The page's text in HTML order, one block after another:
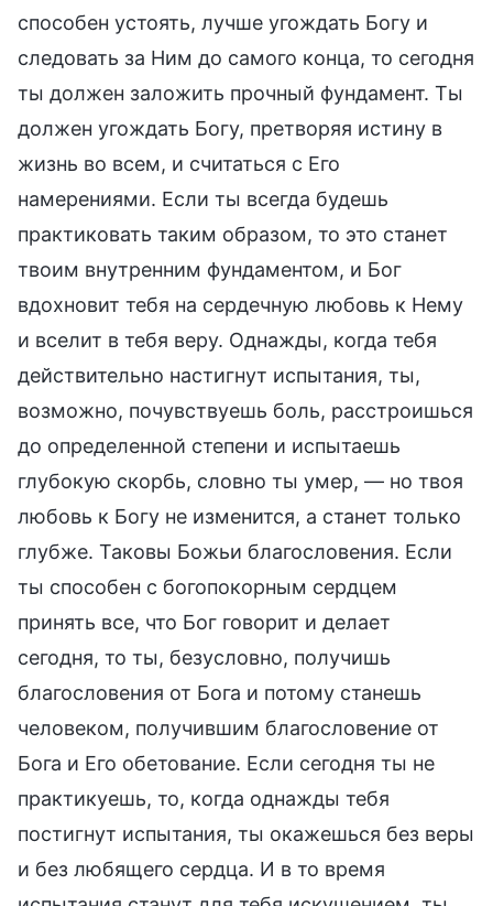
способен устоять, лучше угождать Богу и
следовать за Ним до самого конца, то сегодня
ты должен заложить прочный фундамент. Ты
должен угождать Богу, претворяя истину в
жизнь во всем, и считаться с Его
намерениями. Если ты всегда будешь
практиковать таким образом, то это станет
твоим внутренним фундаментом, и Бог
вдохновит тебя на сердечную любовь к Нему
и вселит в тебя веру. Однажды, когда тебя
действительно настигнут испытания, ты,
возможно, почувствуешь боль, расстроишься
до определенной степени и испытаешь
глубокую скорбь, словно ты умер, — но твоя
любовь к Богу не изменится, а станет только
глубже. Таковы Божьи благословения. Если
ты способен с богопокорным сердцем
принять все, что Бог говорит и делает
сегодня, то ты, безусловно, получишь
благословения от Бога и потому станешь
человеком, получившим благословение от
Бога и Его обетование. Если сегодня ты не
практикуешь, то, когда однажды тебя
постигнут испытания, ты окажешься без веры
и без любящего сердца. И в то время